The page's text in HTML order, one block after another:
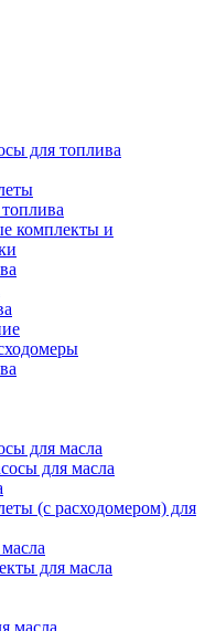
для топлива
комплекты и
для масла
для масла
(с расходомером) для
для масла
масла